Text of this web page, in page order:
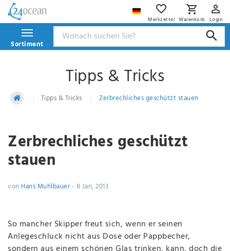
Merkzettel Warenkorb Login
Sortiment
Tipps & Tricks
Tipps & Tricks Zerbrechliches geschützt stauen
Zerbrechliches geschützt
stauen
von Hans Muhlbauer- 8 Jan, 2013
So mancher Skipper freut sich, wenn er seinen
Anlegeschluck nicht aus Dose oder Pappbecher,